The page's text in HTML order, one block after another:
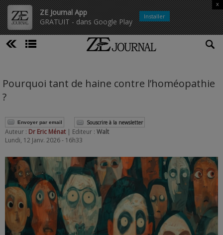
ZE Journal App
GRATUIT - dans Google Play
x
Installer
Pourquoi tant de haine contre l’homéopathie
?
Envoyer par email Souscrire à la newsletter
Auteur : Dr Eric Ménat | Editeur : Walt
Lundi, 12 Janv. 2026 - 16h33